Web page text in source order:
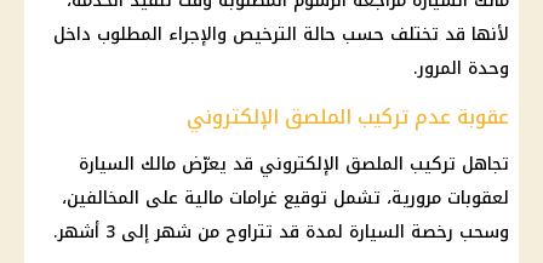
لأنها قد تختلف حسب حالة الترخيص والإجراء المطلوب داخل
وحدة المرور.
عقوبة عدم تركيب الملصق الإلكتروني
تجاهل تركيب الملصق الإلكتروني قد يعرّض مالك السيارة
لعقوبات مرورية، تشمل توقيع غرامات مالية على المخالفين،
وسحب رخصة السيارة لمدة قد تتراوح من شهر إلى 3 أشهر.